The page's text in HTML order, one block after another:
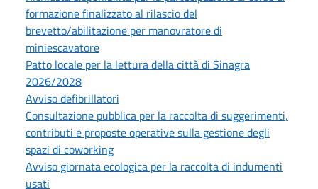
formazione finalizzato al rilascio del
brevetto/abilitazione per manovratore di
miniescavatore
Patto locale per la lettura della città di Sinagra
2026/2028
Avviso defibrillatori
Consultazione pubblica per la raccolta di suggerimenti,
contributi e proposte operative sulla gestione degli
spazi di coworking
Avviso giornata ecologica per la raccolta di indumenti
usati